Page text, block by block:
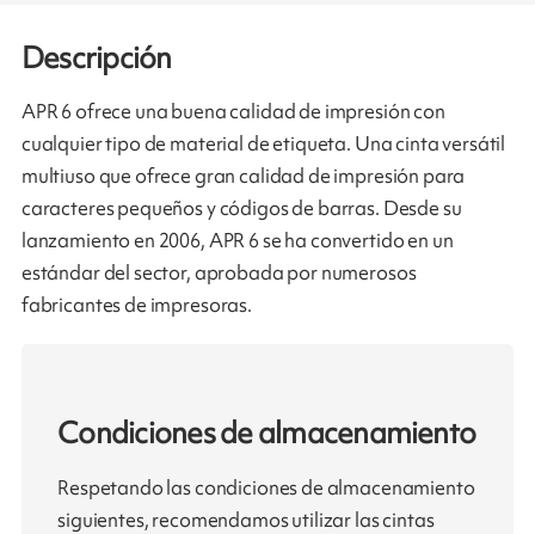
Descripción
APR 6 ofrece una buena calidad de impresión con
cualquier tipo de material de etiqueta. Una cinta versátil
multiuso que ofrece gran calidad de impresión para
caracteres pequeños y códigos de barras. Desde su
lanzamiento en 2006, APR 6 se ha convertido en un
estándar del sector, aprobada por numerosos
fabricantes de impresoras.
Condiciones de almacenamiento
Respetando las condiciones de almacenamiento
siguientes, recomendamos utilizar las cintas